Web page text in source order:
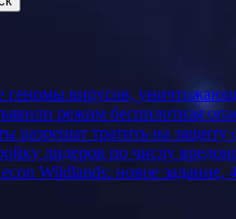
геномы вирусов,
режим беспилотная
разрешат тратить на защиту
лидеров по числу
Wildlands: новое